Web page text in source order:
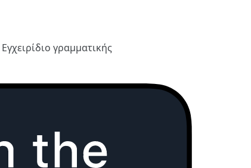
Εγχειρίδιο γραμματικής